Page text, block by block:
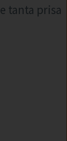
tanta prisa